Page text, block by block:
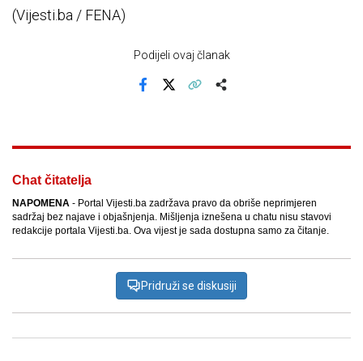
(Vijesti.ba / FENA)
Podijeli ovaj članak
Chat čitatelja
NAPOMENA - Portal Vijesti.ba zadržava pravo da obriše neprimjeren
sadržaj bez najave i objašnjenja. Mišljenja iznešena u chatu nisu stavovi
redakcije portala Vijesti.ba. Ova vijest je sada dostupna samo za čitanje.
Pridruži se diskusiji